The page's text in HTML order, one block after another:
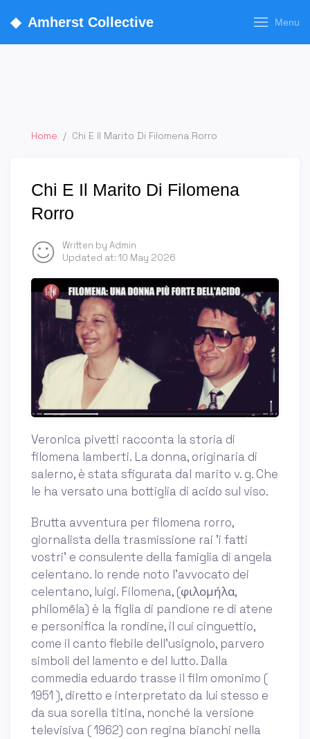
◆ Amherst Collective Menu
Home / Chi E Il Marito Di Filomena Rorro
Chi E Il Marito Di Filomena
Rorro
Written by Admin
Updated at: 10 May 2026
Veronica pivetti racconta la storia di
filomena lamberti. La donna, originaria di
salerno, è stata sfigurata dal marito v. g. Che
le ha versato una bottiglia di acido sul viso.
Brutta avventura per filomena rorro,
giornalista della trasmissione rai 'i fatti
vostri' e consulente della famiglia di angela
celentano. lo rende noto l'avvocato dei
celentano, luigi. Filomena, (φιλομήλα,
philomēla) è la figlia di pandione re di atene
e personifica la rondine, il cui cinguettio,
come il canto flebile dell'usignolo, parvero
simboli del lamento e del lutto. Dalla
commedia eduardo trasse il film omonimo (
1951 ), diretto e interpretato da lui stesso e
da sua sorella titina, nonché la versione
televisiva ( 1962) con regina bianchi nella